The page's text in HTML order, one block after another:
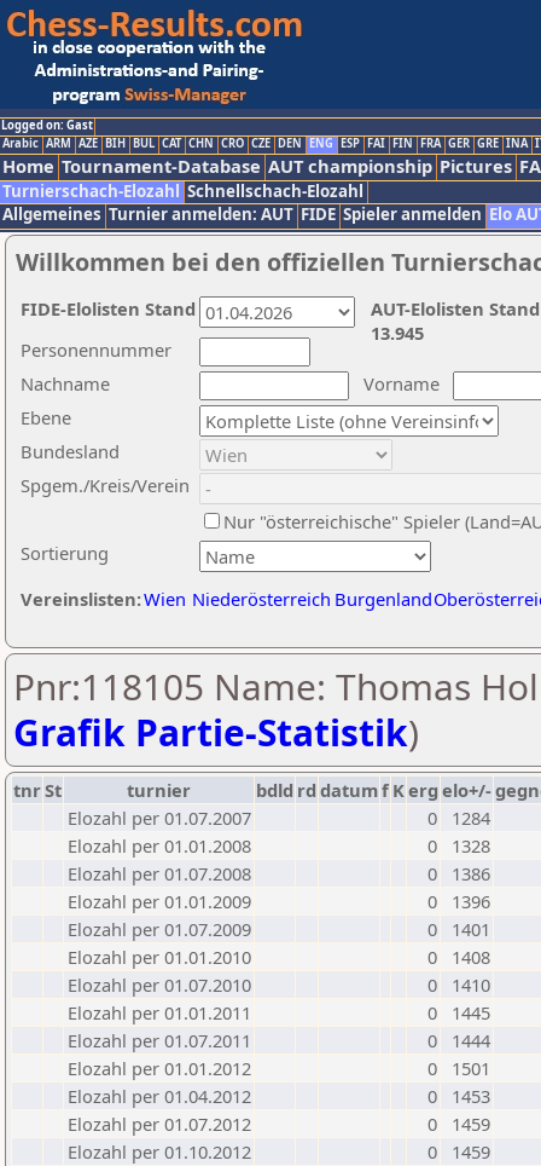
Logged on: Gast
Arabic ARM AZE BIH BUL CAT CHN CRO CZE DEN ENG ESP FAI FIN FRA GER GRE INA
Home Tournament-Database AUT championship Pictures
Turnierschach-Elozahl Schnellschach-Elozahl
Allgemeines Turnier anmelden: AUT FIDE Spieler anmelden Elo
Willkommen bei den offiziellen
Nachname
Vorname
Ebene
Sortierung
Personennummer
Bundesland
Spgem./Kreis/Verein
Nur "österreichische" Spieler
Vereinslisten:Wien Niederösterreich Burgenland
AUT-Elolisten
13.945
FIDE-Elolisten Stand
Pnr:118105 Name: Thomas
Grafik Partie-Statistik)
tnrSt turnier bdld rd datumf Kerg elo+/-
Elozahl per 01.07.2007
0
1284
Elozahl per 01.01.2008
0
1328
Elozahl per 01.07.2008
0
1386
Elozahl per 01.01.2009
0
1396
Elozahl per 01.07.2009
0
1401
Elozahl per 01.01.2010
0
1408
Elozahl per 01.07.2010
0
1410
Elozahl per 01.01.2011
0
1445
Elozahl per 01.07.2011
0
1444
Elozahl per 01.01.2012
0
1501
Elozahl per 01.04.2012
0
1453
Elozahl per 01.07.2012
0
1459
Elozahl per 01.10.2012
0
1459